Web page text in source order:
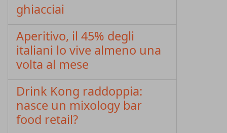
ghiacciai
Aperitivo, il 45% degli
italiani lo vive almeno una
volta al mese
Drink Kong raddoppia:
nasce un mixology bar
food retail?